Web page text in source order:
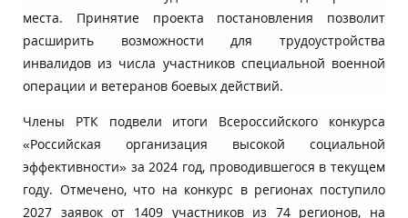
места. Принятие проекта постановления позволит
расширить возможности для трудоустройства
инвалидов из числа участников специальной военной
операции и ветеранов боевых действий.
Члены РТК подвели итоги Всероссийского конкурса
«Российская организация высокой социальной
эффективности» за 2024 год, проводившегося в текущем
году. Отмечено, что на конкурс в регионах поступило
2027 заявок от 1409 участников из 74 регионов, на